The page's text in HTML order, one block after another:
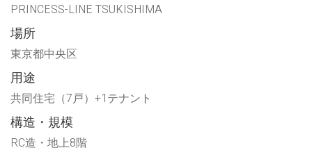
PRINCESS-LINE TSUKISHIMA
場所
東京都中央区
用途
共同住宅（7戸）+1テナント
構造・規模
RC造・地上8階